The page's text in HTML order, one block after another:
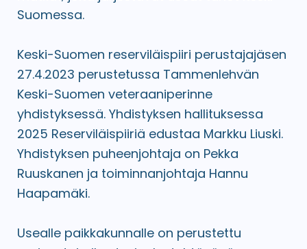
Suomessa.
Keski-Suomen reserviläispiiri perustajajäsen
27.4.2023 perustetussa Tammenlehvän
Keski-Suomen veteraaniperinne
yhdistyksessä. Yhdistyksen hallituksessa
2025 Reserviläispiiriä edustaa Markku Liuski.
Yhdistyksen puheenjohtaja on Pekka
Ruuskanen ja toiminnanjohtaja Hannu
Haapamäki.
Usealle paikkakunnalle on perustettu